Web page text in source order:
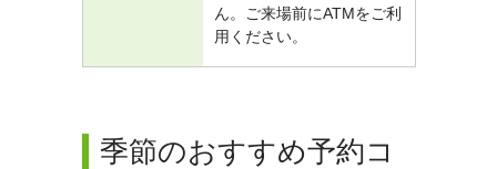
ん。ご来場前にATMをご利
用ください。
季節のおすすめ予約コ